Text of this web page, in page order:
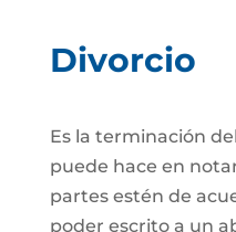
Divorcio
Es la terminación del
puede hace en
partes estén de
poder escrito a un